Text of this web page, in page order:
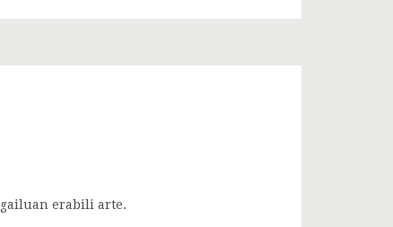
erabili arte.